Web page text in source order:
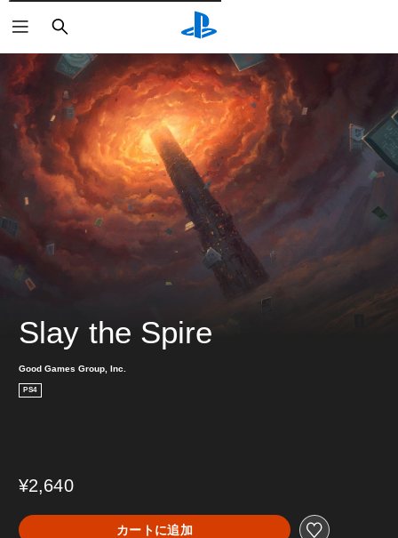
検
索
Slay the Spire
Good Games Group, Inc.
PS4
¥2,640
カートに追加